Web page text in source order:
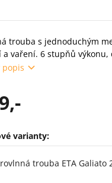
4.7 z 5 (158 recenzí)
trouba s jednoduchým
vaření. 6 stupňů výkonu,
popis
varianty:
trouba ETA Galiato